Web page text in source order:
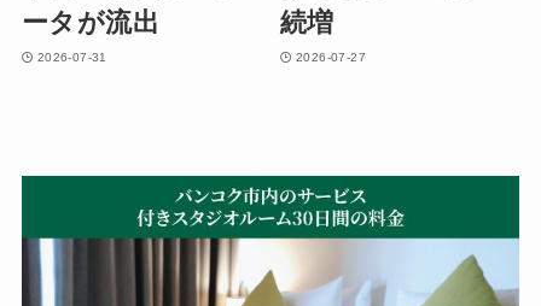
ータが流出
2026-07-31
続増
2026-07-27